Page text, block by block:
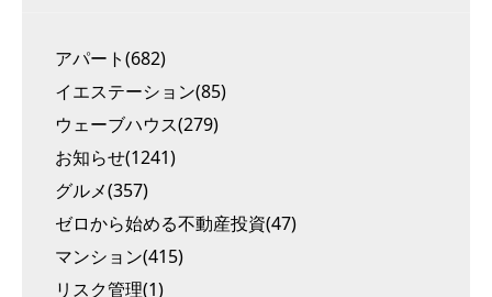
アパート(682)
イエステーション(85)
ウェーブハウス(279)
お知らせ(1241)
グルメ(357)
ゼロから始める不動産投資(47)
マンション(415)
リスク管理(1)